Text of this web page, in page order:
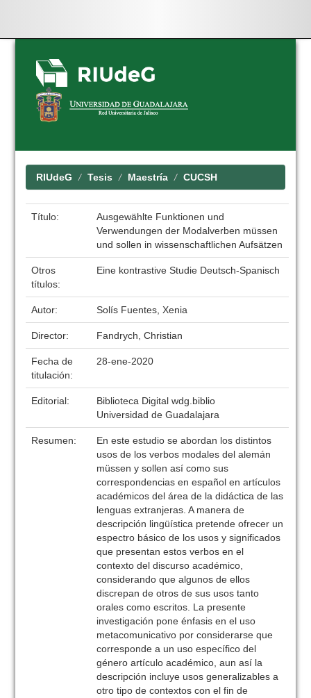
Skip
navigation
RIUdeG Tesis Maestría CUCSH
Título:
Ausgewählte Funktionen und
Verwendungen der Modalverben müssen
und sollen in wissenschaftlichen Aufsätzen
Otros
títulos:
Eine kontrastive Studie Deutsch-Spanisch
Autor: Solís Fuentes, Xenia
Director: Fandrych, Christian
Fecha de
titulación:
28-ene-2020
Editorial:
Biblioteca Digital wdg.biblio
Universidad de Guadalajara
Resumen:
En este estudio se abordan los distintos
usos de los verbos modales del alemán
müssen y sollen así como sus
correspondencias en español en artículos
académicos del área de la didáctica de las
lenguas extranjeras. A manera de
descripción lingüística pretende ofrecer un
espectro básico de los usos y significados
que presentan estos verbos en el
contexto del discurso académico,
considerando que algunos de ellos
discrepan de otros de sus usos tanto
orales como escritos. La presente
investigación pone énfasis en el uso
metacomunicativo por considerarse que
corresponde a un uso específico del
género artículo académico, aun así la
descripción incluye usos generalizables a
otro tipo de contextos con el fin de